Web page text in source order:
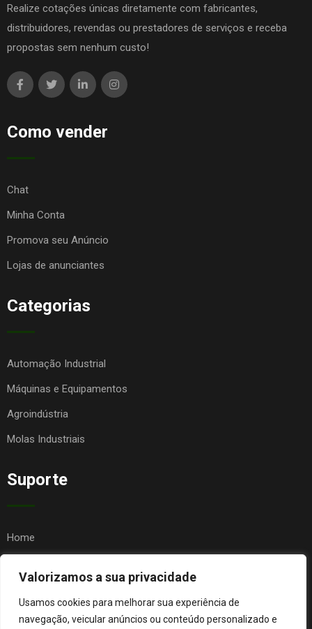
Valorizamos a sua privacidade
Usamos cookies para melhorar sua experiência de
navegação, veicular anúncios ou conteúdo personalizado e
Realize cotações únicas diretamente com fabricantes,
distribuidores, revendas ou prestadores de serviços e receba
propostas sem nenhum custo!
Como vender
Chat
Minha Conta
Promova seu Anúncio
Lojas de anunciantes
Categorias
Automação Industrial
Máquinas e Equipamentos
Agroindústria
Molas Industriais
Suporte
Home